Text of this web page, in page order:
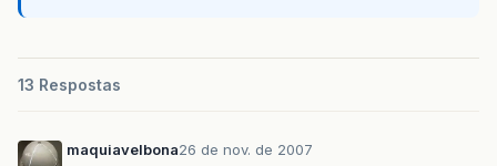
13 Respostas
maquiavelbona26 de nov. de 2007